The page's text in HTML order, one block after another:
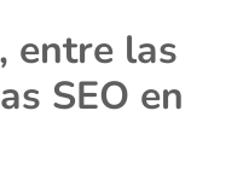
entre las
SEO en